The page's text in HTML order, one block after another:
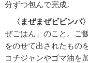
分ずつ包んで完成。
〈まぜまぜビビンバ〉
ぜごはん」のこと。ご
をのせて出されたもの
コチジャンやゴマ油を